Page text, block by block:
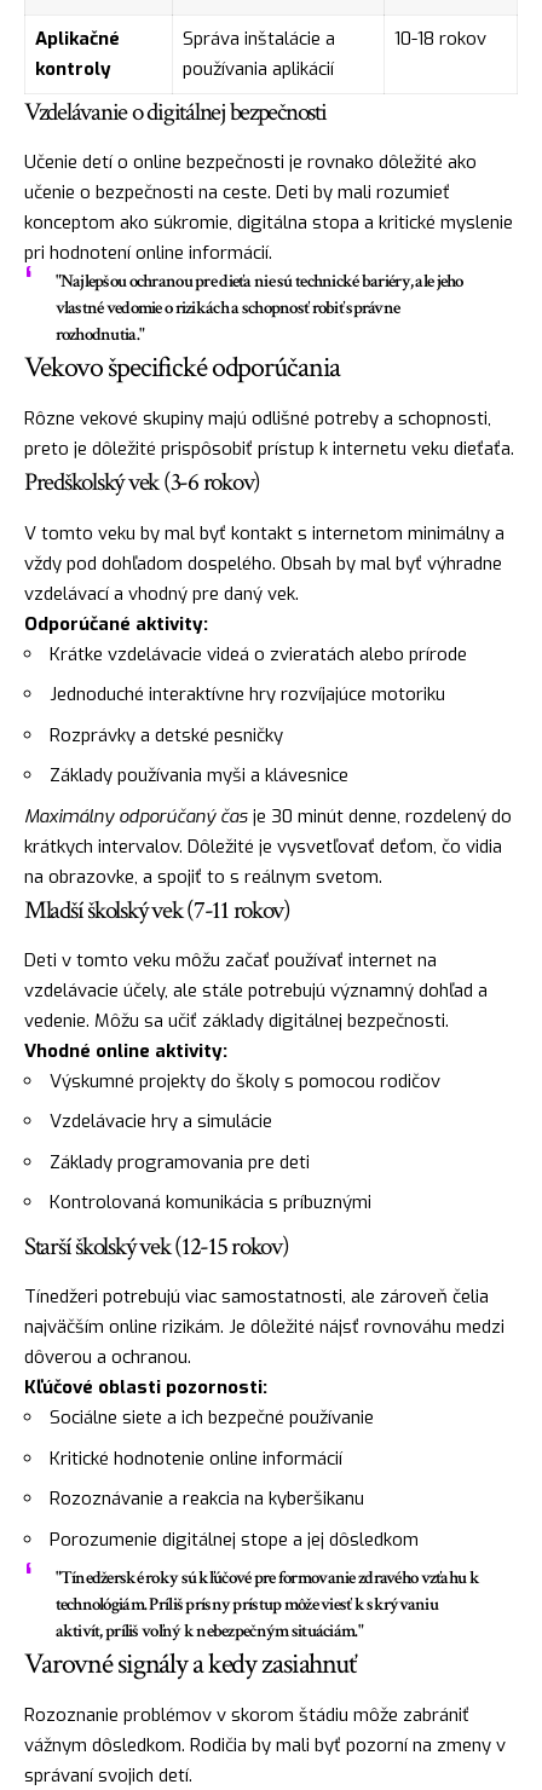
Aplikačné
kontroly
Správa inštalácie a
používania aplikácií
10-18 rokov
Vzdelávanie o digitálnej bezpečnosti
Učenie detí o online bezpečnosti je rovnako dôležité ako
učenie o bezpečnosti na ceste. Deti by mali rozumieť
konceptom ako súkromie, digitálna stopa a kritické myslenie
pri hodnotení online informácií.
"Najlepšou ochranou pre dieťa nie sú technické bariéry, ale jeho
vlastné vedomie o rizikách a schopnosť robiť správne
rozhodnutia."
Vekovo špecifické odporúčania
Rôzne vekové skupiny majú odlišné potreby a schopnosti,
preto je dôležité prispôsobiť prístup k internetu veku dieťaťa.
Predškolský vek (3-6 rokov)
V tomto veku by mal byť kontakt s internetom minimálny a
vždy pod dohľadom dospelého. Obsah by mal byť výhradne
vzdelávací a vhodný pre daný vek.
Odporúčané aktivity:
Krátke vzdelávacie videá o zvieratách alebo prírode
Jednoduché interaktívne hry rozvíjajúce motoriku
Rozprávky a detské pesničky
Základy používania myši a klávesnice
Maximálny odporúčaný čas je 30 minút denne, rozdelený do
krátkych intervalov. Dôležité je vysvetľovať deťom, čo vidia
na obrazovke, a spojiť to s reálnym svetom.
Mladší školský vek (7-11 rokov)
Deti v tomto veku môžu začať používať internet na
vzdelávacie účely, ale stále potrebujú významný dohľad a
vedenie. Môžu sa učiť základy digitálnej bezpečnosti.
Vhodné online aktivity:
Výskumné projekty do školy s pomocou rodičov
Vzdelávacie hry a simulácie
Základy programovania pre deti
Kontrolovaná komunikácia s príbuznými
Starší školský vek (12-15 rokov)
Tínedžeri potrebujú viac samostatnosti, ale zároveň čelia
najväčším online rizikám. Je dôležité nájsť rovnováhu medzi
dôverou a ochranou.
Kľúčové oblasti pozornosti:
Sociálne siete a ich bezpečné používanie
Kritické hodnotenie online informácií
Rozoznávanie a reakcia na kyberšikanu
Porozumenie digitálnej stope a jej dôsledkom
"Tínedžerské roky sú kľúčové pre formovanie zdravého vzťahu k
technológiám. Príliš prísny prístup môže viesť k skrývaniu
aktivít, príliš voľný k nebezpečným situáciám."
Varovné signály a kedy zasiahnuť
Rozoznanie problémov v skorom štádiu môže zabrániť
vážnym dôsledkom. Rodičia by mali byť pozorní na zmeny v
správaní svojich detí.